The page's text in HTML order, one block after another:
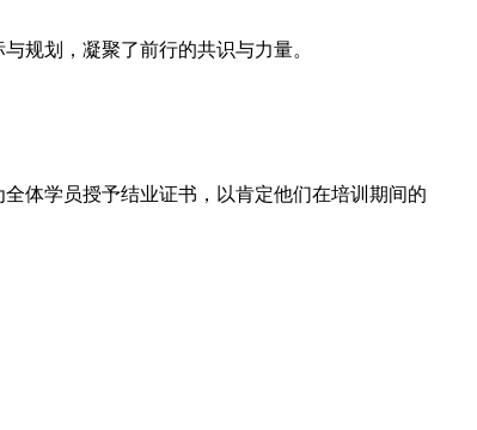
规划，凝聚了前行的共识与力量。
学员授予结业证书，以肯定他们在培训期间的